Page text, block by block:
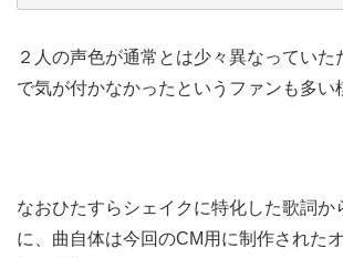
２人の声色が通常とは少々異なっていた
で気が付かなかったというファンも多い
なおひたすらシェイクに特化した歌詞か
に、曲自体は今回のCM用に制作された